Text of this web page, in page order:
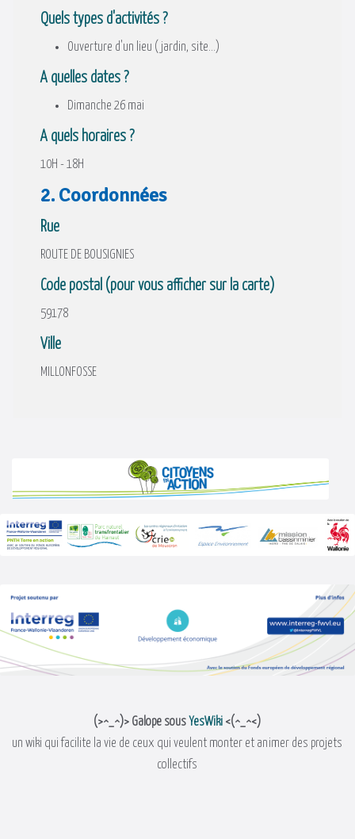
Quels types d'activités ?
Ouverture d'un lieu (jardin, site...)
A quelles dates ?
Dimanche 26 mai
A quels horaires ?
10H - 18H
2. Coordonnées
Rue
ROUTE DE BOUSIGNIES
Code postal (pour vous afficher sur la carte)
59178
Ville
MILLONFOSSE
(>^_^)> Galope sous YesWiki <(^_^<)
un wiki qui facilite la vie de ceux qui veulent monter et animer des projets
collectifs